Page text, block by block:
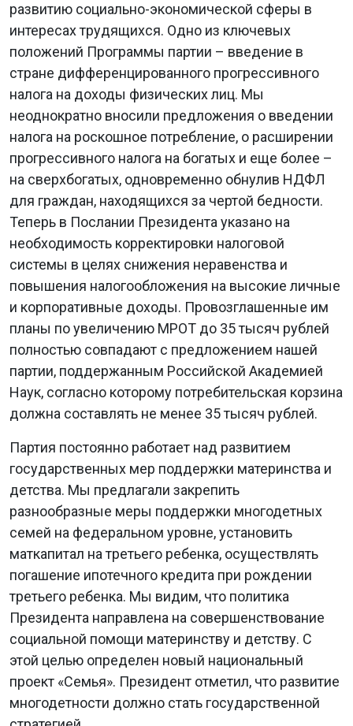
развитию социально-экономической сферы в
интересах трудящихся. Одно из ключевых
положений Программы партии – введение в
стране дифференцированного прогрессивного
налога на доходы физических лиц. Мы
неоднократно вносили предложения о введении
налога на роскошное потребление, о расширении
прогрессивного налога на богатых и еще более –
на сверхбогатых, одновременно обнулив НДФЛ
для граждан, находящихся за чертой бедности.
Теперь в Послании Президента указано на
необходимость корректировки налоговой
системы в целях снижения неравенства и
повышения налогообложения на высокие личные
и корпоративные доходы. Провозглашенные им
планы по увеличению МРОТ до 35 тысяч рублей
полностью совпадают с предложением нашей
партии, поддержанным Российской Академией
Наук, согласно которому потребительская корзина
должна составлять не менее 35 тысяч рублей.
Партия постоянно работает над развитием
государственных мер поддержки материнства и
детства. Мы предлагали закрепить
разнообразные меры поддержки многодетных
семей на федеральном уровне, установить
маткапитал на третьего ребенка, осуществлять
погашение ипотечного кредита при рождении
третьего ребенка. Мы видим, что политика
Президента направлена на совершенствование
социальной помощи материнству и детству. С
этой целью определен новый национальный
проект «Семья». Президент отметил, что развитие
многодетности должно стать государственной